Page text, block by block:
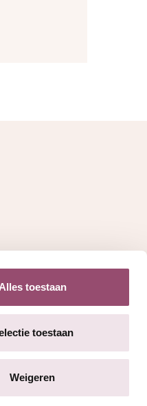
Alles toestaan
toestaan
Weigeren